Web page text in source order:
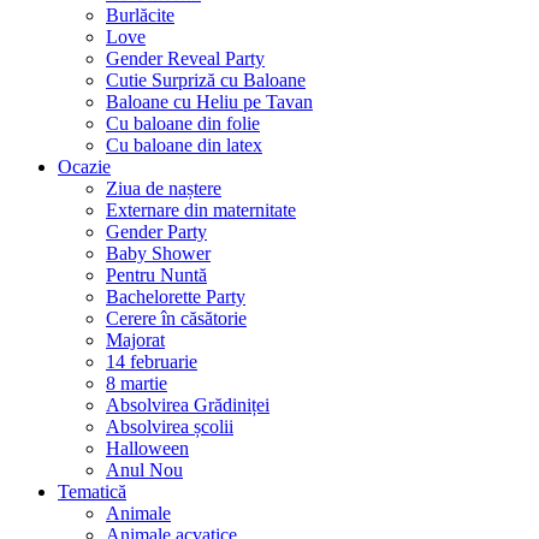
Burlăcite
Love
Gender Reveal Party
Cutie Surpriză cu Baloane
Baloane cu Heliu pe Tavan
Cu baloane din folie
Cu baloane din latex
Ocazie
Ziua de naștere
Externare din maternitate
Gender Party
Baby Shower
Pentru Nuntă
Bachelorette Party
Cerere în căsătorie
Majorat
14 februarie
8 martie
Absolvirea Grădiniței
Absolvirea școlii
Halloween
Anul Nou
Tematică
Animale
Animale acvatice